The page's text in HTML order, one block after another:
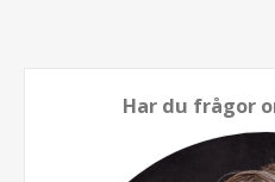
Har du frågor